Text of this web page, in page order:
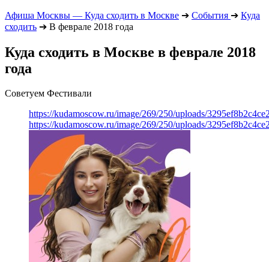
Афиша Москвы — Куда сходить в Москве ➔ События ➔ Куда
сходить ➔ В феврале 2018 года
Куда сходить в Москве в феврале 2018
года
Советуем Фестивали
https://kudamoscow.ru/image/269/250/uploads/
https://kudamoscow.ru/image/269/250/uploads/